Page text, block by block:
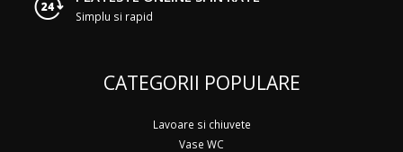
Simplu si rapid
CATEGORII POPULARE
Lavoare si chiuvete
Vase WC